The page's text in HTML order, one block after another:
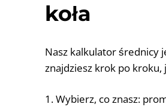
koła
Nasz kalkulator średnicy
znajdziesz krok po kroku,
1. Wybierz, co znasz: